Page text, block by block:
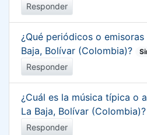
Responder
¿Qué periódicos o
Baja, Bolívar (Colombia)?
Responder
¿Cuál es la música típica o
La Baja, Bolívar (Colombia)?
Responder